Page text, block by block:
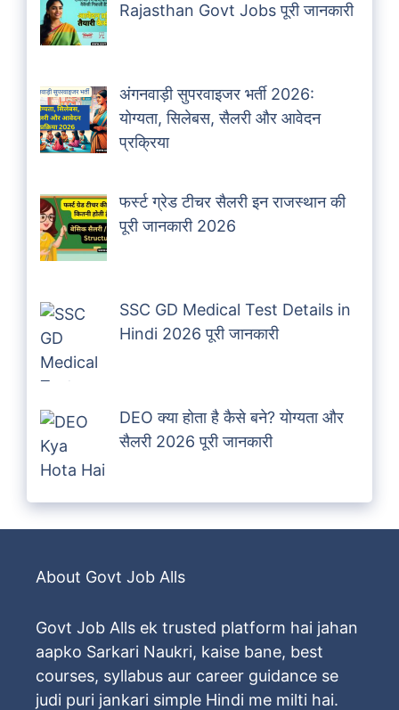
Rajasthan Govt Jobs पूरी जानकारी
अंगनवाड़ी सुपरवाइजर भर्ती 2026:
योग्यता, सिलेबस, सैलरी और आवेदन
प्रक्रिया
फर्स्ट ग्रेड टीचर सैलरी इन राजस्थान की
पूरी जानकारी 2026
SSC GD Medical Test Details in
Hindi 2026 पूरी जानकारी
DEO क्या होता है कैसे बने? योग्यता और
सैलरी 2026 पूरी जानकारी
About Govt Job Alls
Govt Job Alls ek trusted platform hai jahan
aapko Sarkari Naukri, kaise bane, best
courses, syllabus aur career guidance se
judi puri jankari simple Hindi me milti hai.